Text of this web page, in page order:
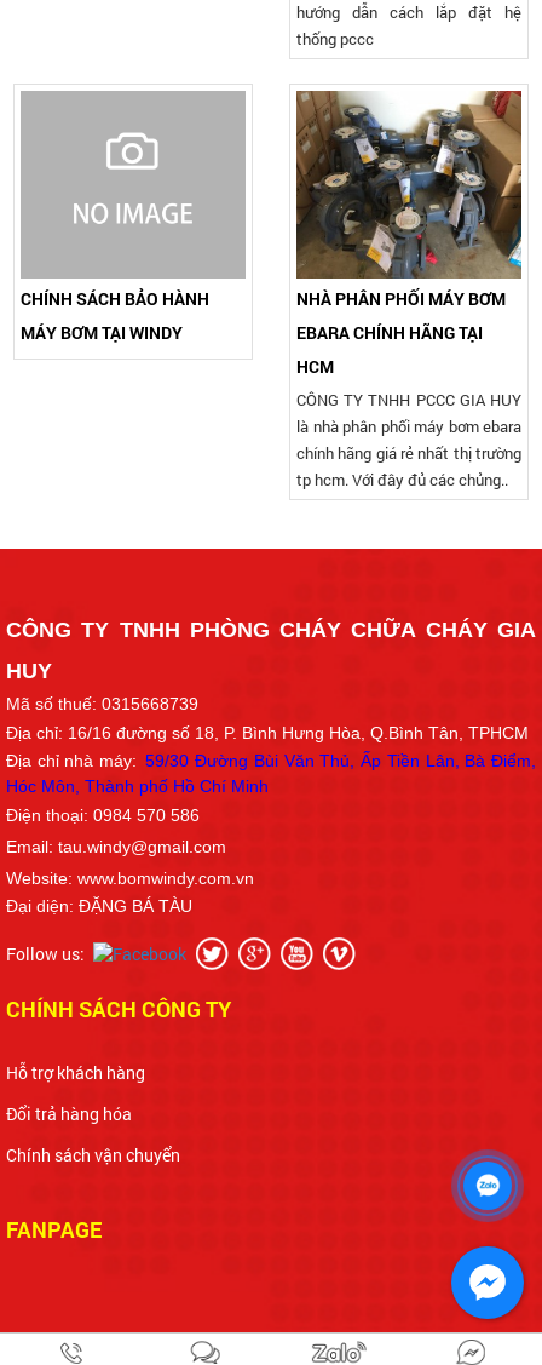
hướng dẫn cách lắp đặt hệ
thống pccc
CHÍNH SÁCH BẢO HÀNH
MÁY BƠM TẠI WINDY
NHÀ PHÂN PHỐI MÁY BƠM
EBARA CHÍNH HÃNG TẠI
HCM
CÔNG TY TNHH PCCC GIA HUY
là nhà phân phối máy bơm ebara
chính hãng giá rẻ nhất thị trường
tp hcm. Với đây đủ các chủng..
CÔNG TY TNHH PHÒNG CHÁY CHỮA CHÁY GIA
HUY
Mã số thuế: 0315668739
Địa chỉ: 16/16 đường số 18 , P. Bình Hưng Hòa, Q.Bình Tân, TPHCM
Địa chỉ nhà máy: 59/30 Đường Bùi Văn Thủ, Ấp Tiền Lân, Bà Điểm,
Hóc Môn, Thành phố Hồ Chí Minh
Điện thoại: 0984 570 586
Email: tau.windy@gmail.com
Website: www.bomwindy.com.vn
Đại diện: ĐẶNG BÁ TÀU
Follow us:
CHÍNH SÁCH CÔNG TY
Hỗ trợ khách hàng
Đổi trả hàng hóa
Chính sách vận chuyển
FANPAGE